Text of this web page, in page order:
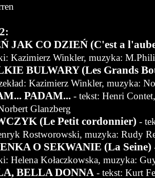
JAK CO DZIEŃ (C'est a
Kazimierz Winkler, muzyka:
BULWARY (Les Grands
Kazimierz Winkler, muzyka:
PADAM... - tekst: Henri
Glanzberg
(Le Petit cordonnier) -
Rostworowski, muzyka: Rudy
O SEKWANIE (La Seine)
Helena Kołaczkowska, muzyka:
BELLA DONNA - tekst: Kurt